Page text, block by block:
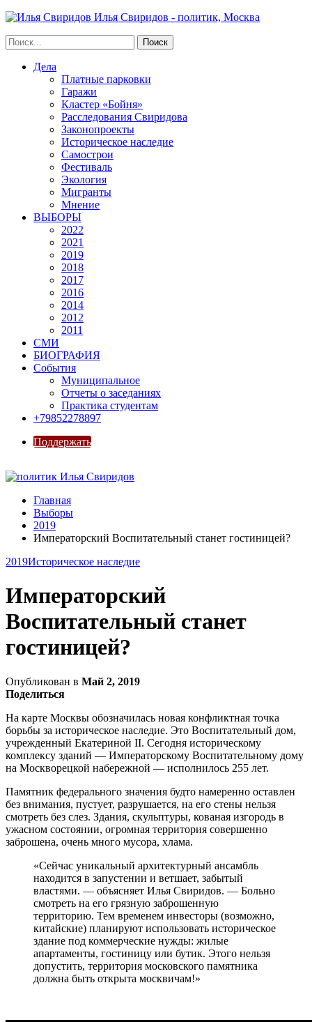
Илья Свиридов - политик, Москва
Дела
Платные парковки
Гаражи
Кластер «Бойня»
Расследования Свиридова
Законопроекты
Историческое наследие
Самострои
Фестиваль
Экология
Мигранты
Мнение
ВЫБОРЫ
2022
2021
2019
2018
2017
2016
2014
2012
2011
СМИ
БИОГРАФИЯ
События
Муниципальное
Отчеты о заседаниях
Практика студентам
+79852278897
Поддержать
Главная
Выборы
2019
Императорский Воспитательный станет гостиницей?
2019Историческое наследие
Императорский
Воспитательный станет
гостиницей?
Опубликован в Май 2, 2019
Поделиться
На карте Москвы обозначилась новая конфликтная точка
борьбы за историческое наследие. Это Воспитательный дом,
учрежденный Екатериной II. Сегодня историческому
комплексу зданий — Императорскому Воспитательному дому
на Москворецкой набережной — исполнилось 255 лет.
Памятник федерального значения будто намеренно оставлен
без внимания, пустует, разрушается, на его стены нельзя
смотреть без слез. Здания, скульптуры, кованая изгородь в
ужасном состоянии, огромная территория совершенно
заброшена, очень много мусора, хлама.
«Сейчас уникальный архитектурный ансамбль
находится в запустении и ветшает, забытый
властями. — объясняет Илья Свиридов. — Больно
смотреть на его грязную заброшенную
территорию. Тем временем инвесторы (возможно,
китайские) планируют использовать историческое
здание под коммерческие нужды: жилые
апартаменты, гостиницу или бутик. Этого нельзя
допустить, территория московского памятника
должна быть открыта москвичам!»